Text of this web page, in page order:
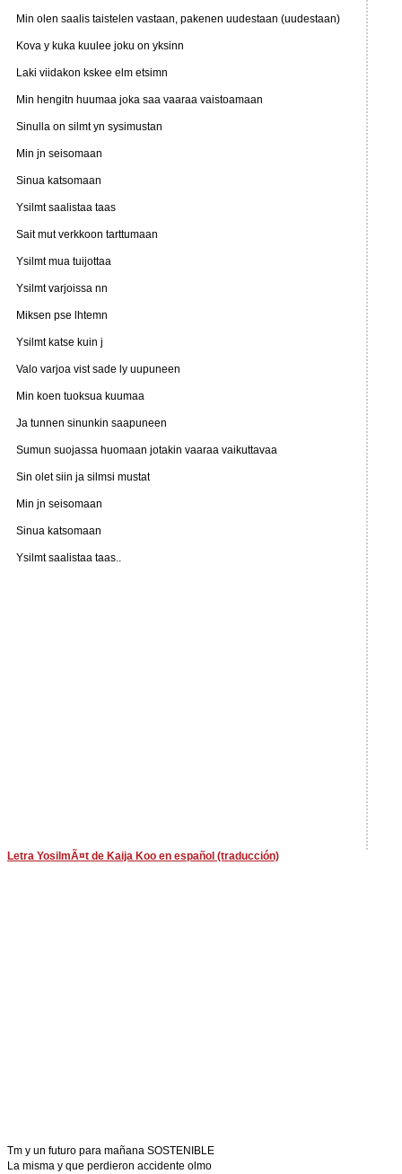
Min olen saalis taistelen vastaan, pakenen uudestaan (uudestaan)
Kova y kuka kuulee joku on yksinn
Laki viidakon kskee elm etsimn
Min hengitn huumaa joka saa vaaraa vaistoamaan
Sinulla on silmt yn sysimustan
Min jn seisomaan
Sinua katsomaan
Ysilmt saalistaa taas
Sait mut verkkoon tarttumaan
Ysilmt mua tuijottaa
Ysilmt varjoissa nn
Miksen pse lhtemn
Ysilmt katse kuin j
Valo varjoa vist sade ly uupuneen
Min koen tuoksua kuumaa
Ja tunnen sinunkin saapuneen
Sumun suojassa huomaan jotakin vaaraa vaikuttavaa
Sin olet siin ja silmsi mustat
Min jn seisomaan
Sinua katsomaan
Ysilmt saalistaa taas..
Letra YosilmÃ¤t de Kaija Koo en español (traducción)
Tm y un futuro para mañana SOSTENIBLE
La misma y que perdieron accidente olmo